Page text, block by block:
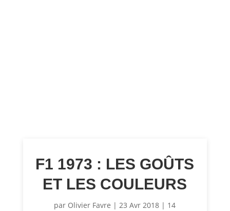
F1 1973 : LES GOÛTS
ET LES COULEURS
par Olivier Favre |23 Avr 2018 | 14